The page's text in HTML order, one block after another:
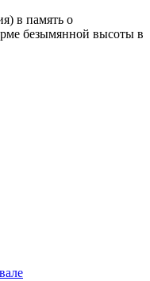
в память о
безымянной высоты в